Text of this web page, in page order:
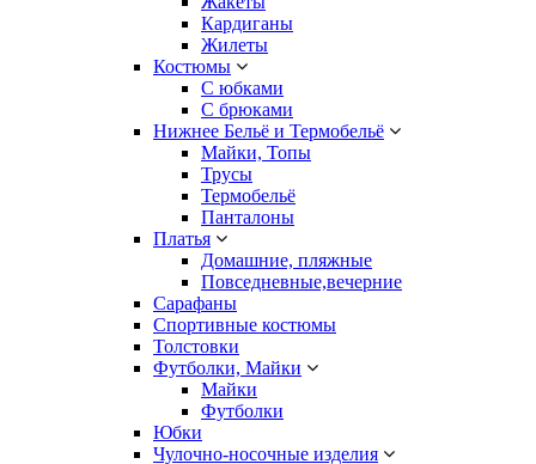
Кардиганы
Жилеты
Костюмы
С юбками
С брюками
Нижнее Бельё и Термобельё
Майки, Топы
Трусы
Термобельё
Панталоны
Платья
Домашние, пляжные
Повседневные,вечерние
Сарафаны
Спортивные костюмы
Толстовки
Футболки, Майки
Майки
Футболки
Юбки
Чулочно-носочные изделия